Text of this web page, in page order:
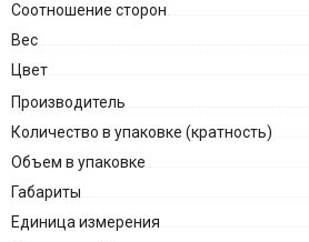
Соотношение сторон
Вес
Цвет
Производитель
Количество в упаковке (кратность)
Объем в упаковке
Габариты
Единица измерения